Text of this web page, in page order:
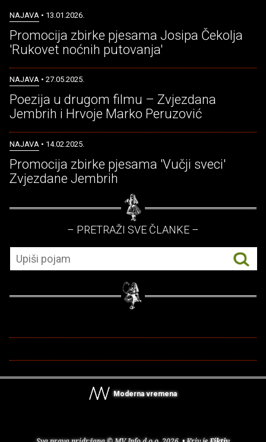
NAJAVA • 13.01.2026.
Promocija zbirke pjesama Josipa Čekolja
'Rukovet noćnih putovanja'
NAJAVA • 27.05.2025.
Poezija u drugom filmu – Zvjezdana
Jembrih i Hrvoje Marko Peruzović
NAJAVA • 14.02.2025.
Promocija zbirke pjesama 'Vučji sveci'
Zvjezdane Jembrih
– PRETRAŽI SVE ČLANKE –
Moderna vremena